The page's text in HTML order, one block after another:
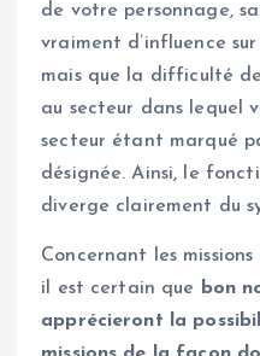
de votre personnage,
vraiment d’influence
mais que la difficulté
au secteur dans lequel
secteur étant marqué
désignée. Ainsi, le
diverge clairement du
Concernant les
il est certain que
bon
apprécieront la